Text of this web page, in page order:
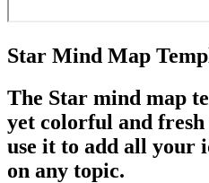
Star Mind Map
The Star mind map
yet colorful and fresh
use it to add all your
on any topic.